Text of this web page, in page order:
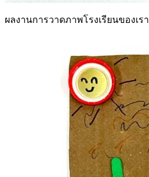
ผลงานการวาดภาพโรงเรียนของเ